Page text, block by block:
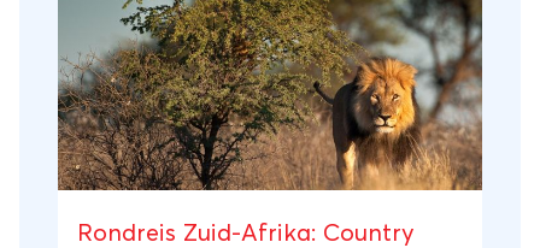
Rondreis Zuid-Afrika: Country